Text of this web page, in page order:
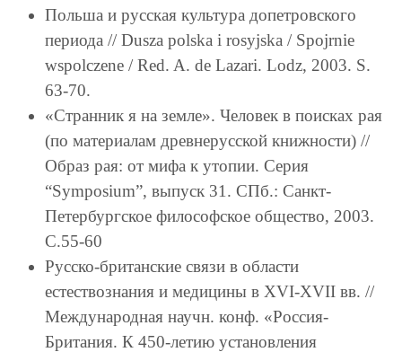
Польша и русская культура допетровского
периода // Dusza polska i rosyjska / Spojrnie
wspolczene / Red. A. de Lazari. Lodz, 2003. S.
63-70.
«Странник я на земле». Человек в поисках рая
(по материалам древнерусской книжности) //
Образ рая: от мифа к утопии. Серия
“Symposium”, выпуск 31. СПб.: Санкт-
Петербургское философское общество, 2003.
С.55-60
Русско-британские связи в области
естествознания и медицины в XVI-XVII вв. //
Международная научн. конф. «Россия-
Британия. К 450-летию установления